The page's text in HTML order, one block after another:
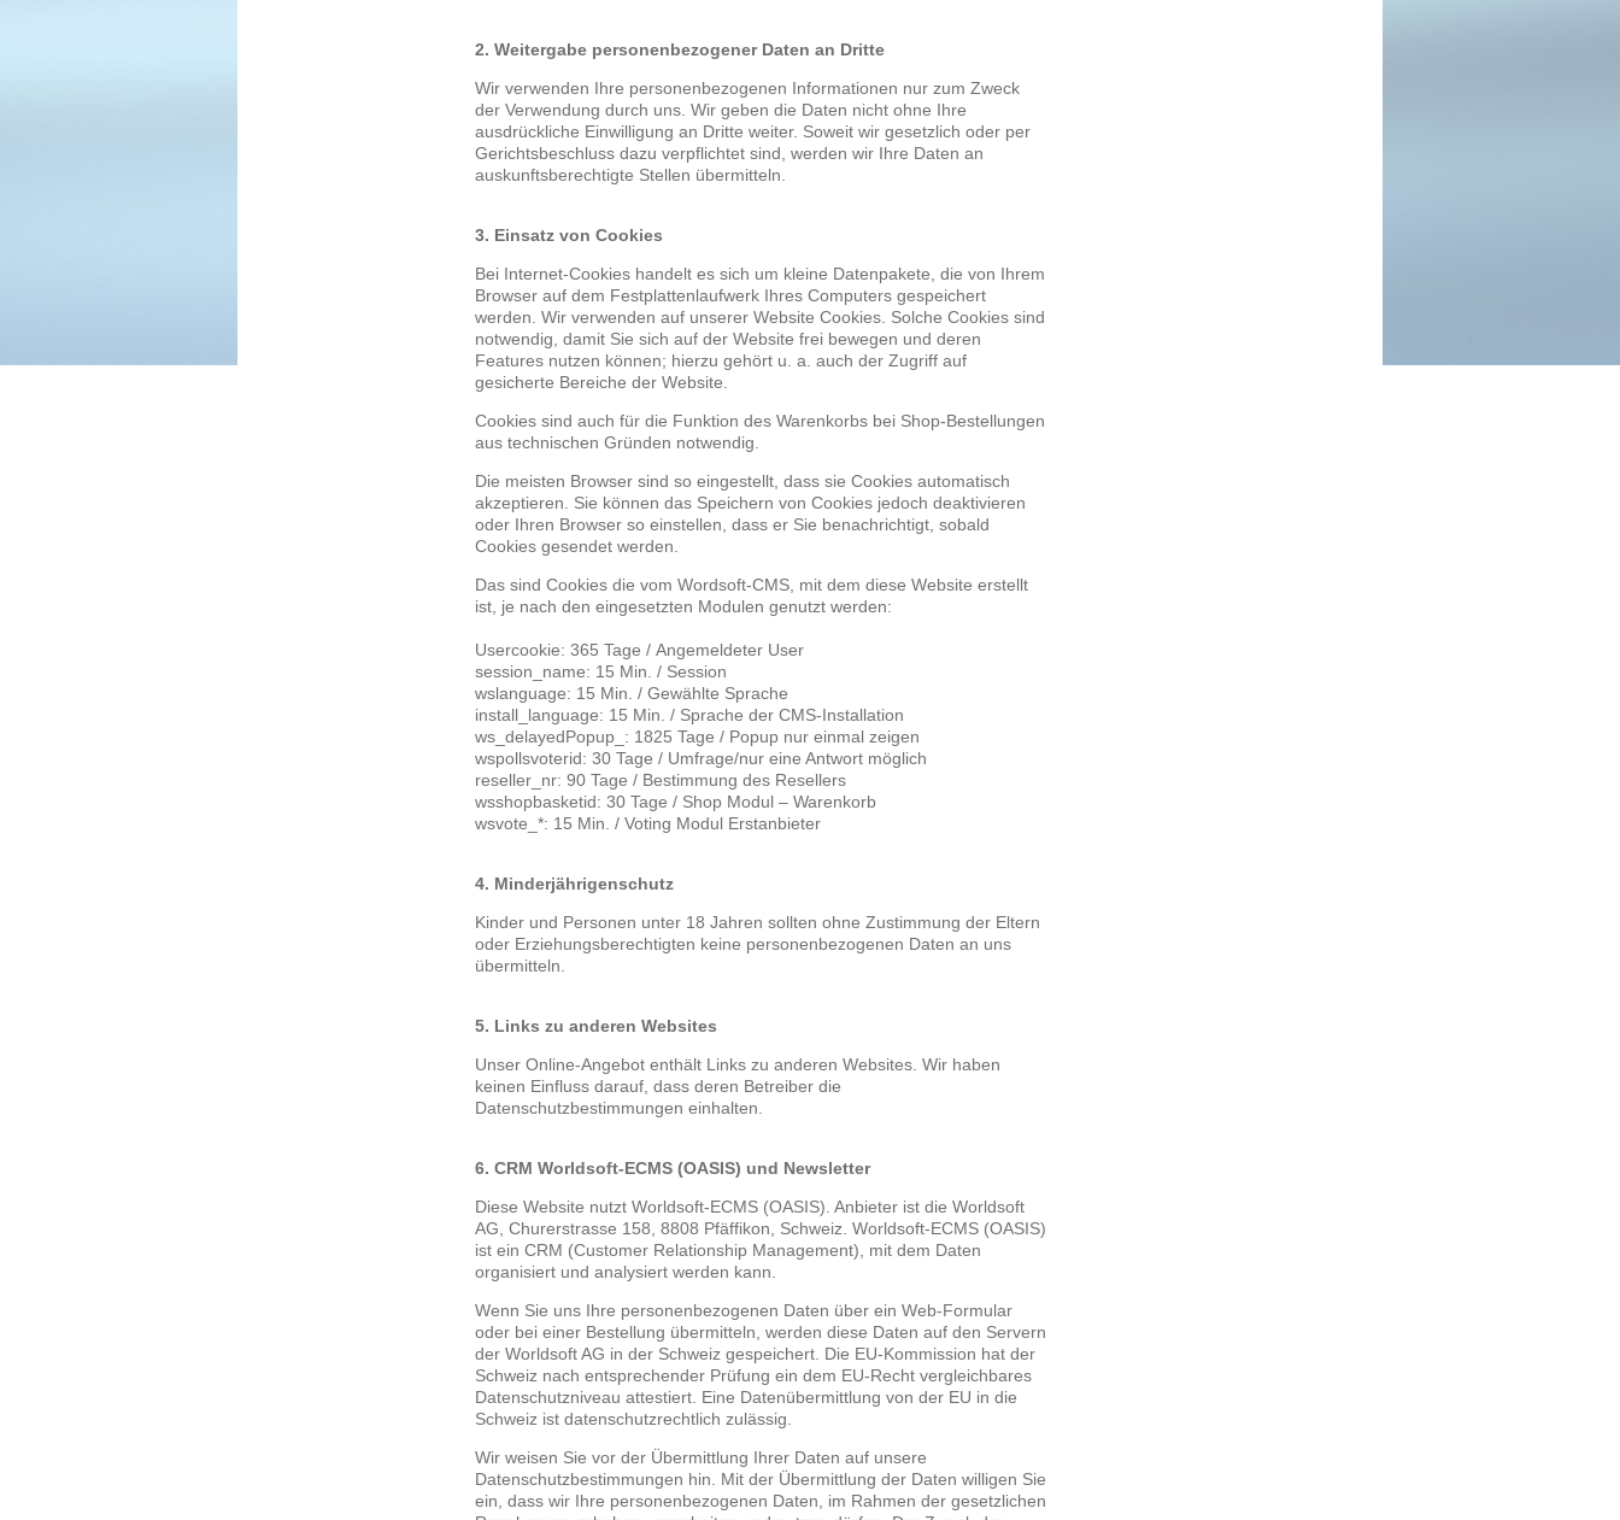
2. Weitergabe personenbezogener Daten an Dritte
Wir verwenden Ihre personenbezogenen Informationen nur zum Zweck
der Verwendung durch uns. Wir geben die Daten nicht ohne Ihre
ausdrückliche Einwilligung an Dritte weiter. Soweit wir gesetzlich oder per
Gerichtsbeschluss dazu verpflichtet sind, werden wir Ihre Daten an
auskunftsberechtigte Stellen übermitteln.
3. Einsatz von Cookies
Bei Internet-Cookies handelt es sich um kleine Datenpakete, die von Ihrem
Browser auf dem Festplattenlaufwerk Ihres Computers gespeichert
werden. Wir verwenden auf unserer Website Cookies. Solche Cookies sind
notwendig, damit Sie sich auf der Website frei bewegen und deren
Features nutzen können; hierzu gehört u. a. auch der Zugriff auf
gesicherte Bereiche der Website.
Cookies sind auch für die Funktion des Warenkorbs bei Shop-Bestellungen
aus technischen Gründen notwendig.
Die meisten Browser sind so eingestellt, dass sie Cookies automatisch
akzeptieren. Sie können das Speichern von Cookies jedoch deaktivieren
oder Ihren Browser so einstellen, dass er Sie benachrichtigt, sobald
Cookies gesendet werden.
Das sind Cookies die vom Wordsoft-CMS, mit dem diese Website erstellt
ist, je nach den eingesetzten Modulen genutzt werden:
Usercookie: 365 Tage / Angemeldeter User
session_name: 15 Min. / Session
wslanguage: 15 Min. / Gewählte Sprache
install_language: 15 Min. / Sprache der CMS-Installation
ws_delayedPopup_: 1825 Tage / Popup nur einmal zeigen
wspollsvoterid: 30 Tage / Umfrage/nur eine Antwort möglich
reseller_nr: 90 Tage / Bestimmung des Resellers
wsshopbasketid: 30 Tage / Shop Modul – Warenkorb
wsvote_*: 15 Min. / Voting Modul Erstanbieter
4. Minderjährigenschutz
Kinder und Personen unter 18 Jahren sollten ohne Zustimmung der Eltern
oder Erziehungsberechtigten keine personenbezogenen Daten an uns
übermitteln.
5. Links zu anderen Websites
Unser Online-Angebot enthält Links zu anderen Websites. Wir haben
keinen Einfluss darauf, dass deren Betreiber die
Datenschutzbestimmungen einhalten.
6. CRM Worldsoft-ECMS (OASIS) und Newsletter
Diese Website nutzt Worldsoft-ECMS (OASIS). Anbieter ist die Worldsoft
AG, Churerstrasse 158, 8808 Pfäffikon, Schweiz. Worldsoft-ECMS (OASIS)
ist ein CRM (Customer Relationship Management), mit dem Daten
organisiert und analysiert werden kann.
Wenn Sie uns Ihre personenbezogenen Daten über ein Web-Formular
oder bei einer Bestellung übermitteln, werden diese Daten auf den Servern
der Worldsoft AG in der Schweiz gespeichert. Die EU-Kommission hat der
Schweiz nach entsprechender Prüfung ein dem EU-Recht vergleichbares
Datenschutzniveau attestiert. Eine Datenübermittlung von der EU in die
Schweiz ist datenschutzrechtlich zulässig.
Wir weisen Sie vor der Übermittlung Ihrer Daten auf unsere
Datenschutzbestimmungen hin. Mit der Übermittlung der Daten willigen Sie
ein, dass wir Ihre personenbezogenen Daten, im Rahmen der gesetzlichen